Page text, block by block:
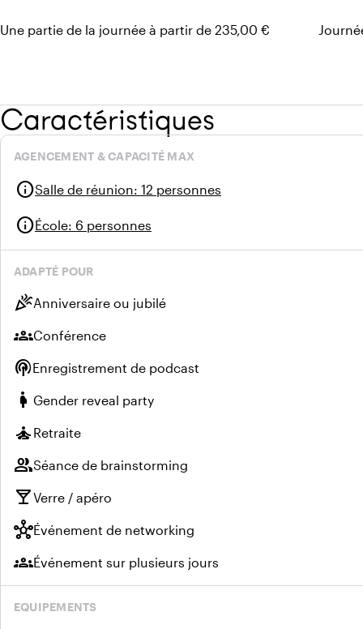
Une partie de la journée à partir de 235,00 €
Caractéristiques
AGENCEMENT & CAPACITÉ MAX
infoSalle de réunion: 12 personnes
infoÉcole: 6 personnes
ADAPTÉ POUR
celebrationAnniversaire ou jubilé
groupsConférence
podcastsEnregistrement de podcast
pregnant_woman Gender reveal party
self_improvement Retraite
groupSéance de brainstorming
local_barVerre / apéro
hubÉvénement de networking
groupsÉvénement sur plusieurs jours
EQUIPEMENTS